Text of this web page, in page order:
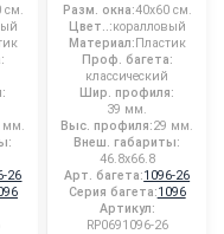
см.
мм.
26
Разм. окна:40x60 см.
Цвет..:коралловый
Материал:Пластик
Проф. багета:
классический
Шир. профиля:
39 мм.
Выс. профиля:29 мм.
Внеш. габариты:
46.8x66.8
Арт. багета:1096-26
Серия багета:1096
Артикул:
RP0691096-26